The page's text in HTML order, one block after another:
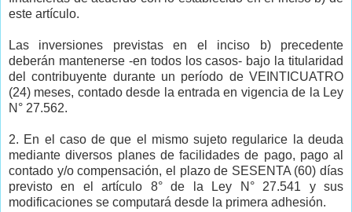
este artículo.
Las inversiones previstas en el inciso b) precedente
deberán mantenerse -en todos los casos- bajo la titularidad
del contribuyente durante un período de VEINTICUATRO
(24) meses, contado desde la entrada en vigencia de la Ley
N° 27.562.
2. En el caso de que el mismo sujeto regularice la deuda
mediante diversos planes de facilidades de pago, pago al
contado y/o compensación, el plazo de SESENTA (60) días
previsto en el artículo 8° de la Ley N° 27.541 y sus
modificaciones se computará desde la primera adhesión.